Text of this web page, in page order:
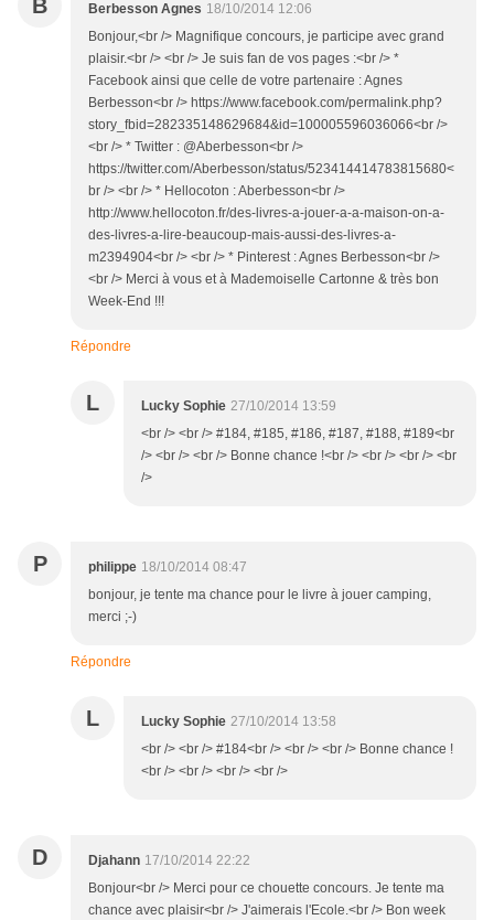
B Berbesson Agnes 18/10/2014 12:06
Bonjour,<br /> Magnifique concours, je participe avec grand
plaisir.<br /> <br /> Je suis fan de vos pages :<br /> *
Facebook ainsi que celle de votre partenaire : Agnes
Berbesson<br /> https://www.facebook.com/permalink.php?
story_fbid=282335148629684&id=100005596036066<br />
<br /> * Twitter : @Aberbesson<br />
https://twitter.com/Aberbesson/status/523414414783815680<
br /> <br /> * Hellocoton : Aberbesson<br />
http://www.hellocoton.fr/des-livres-a-jouer-a-a-maison-on-a-
des-livres-a-lire-beaucoup-mais-aussi-des-livres-a-
m2394904<br /> <br /> * Pinterest : Agnes Berbesson<br />
<br /> Merci à vous et à Mademoiselle Cartonne & très bon
Week-End !!!
Répondre
L Lucky Sophie 27/10/2014 13:59
<br /> <br /> #184, #185, #186, #187, #188, #189<br
/> <br /> <br /> Bonne chance !<br /> <br /> <br /> <br
/>
P philippe 18/10/2014 08:47
bonjour, je tente ma chance pour le livre à jouer camping,
merci ;-)
Répondre
L Lucky Sophie 27/10/2014 13:58
<br /> <br /> #184<br /> <br /> <br /> Bonne chance !
<br /> <br /> <br /> <br />
D Djahann 17/10/2014 22:22
Bonjour<br /> Merci pour ce chouette concours. Je tente ma
chance avec plaisir<br /> J'aimerais l'Ecole.<br /> Bon week